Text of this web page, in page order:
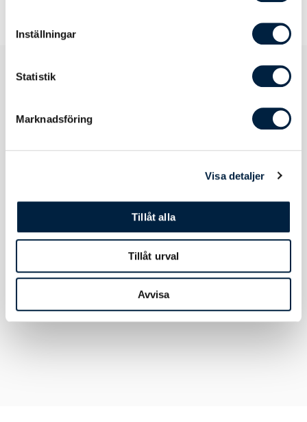
Inställningar
Statistik
Marknadsföring
Visa detaljer
Tillåt alla
Tillåt urval
Avvisa
Produktspecifikation
på
OBS! Snäppramens kanter täcker ca. 5 mm
av affischens yta för att hålla affischen på
plats. Lägg därför ingen text eller andra
detaljer som måste synas för nära